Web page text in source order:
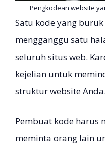
Pengkodean website
Satu kode yang
mengganggu satu
seluruh situs web.
kejelian untuk
struktur website Anda.
Pembuat kode harus
meminta orang lain